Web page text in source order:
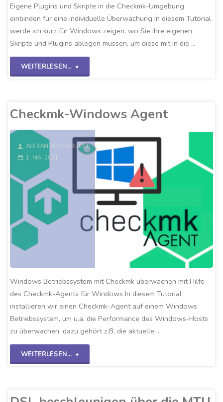
Eigene Plugins und Skripte in die Checkmk-Umgebung
einbinden für eine individuelle Überwachung In diesem Tutorial
werde ich kurz für Windows zeigen, wo Sie ihre eigenen
Skripte und Plugins ablegen müssen, um diese mit in die …
WEITERLESEN...
"Eigene
Checkmk-Windows Agent
ALEXANDER COBUCCI
1. MAI 2021
Windows Betriebssystem mit Checkmk überwachen mit Hilfe
des Checkmk-Agents für Windows In diesem Tutorial
installieren wir einen Checkmk-Agent auf einem Windows
Betriebssystem, um u.a. die Performance des Windows-Hosts
zu überwachen, dazu gehört z.B. die aktuelle …
WEITERLESEN...
"Checkmk-